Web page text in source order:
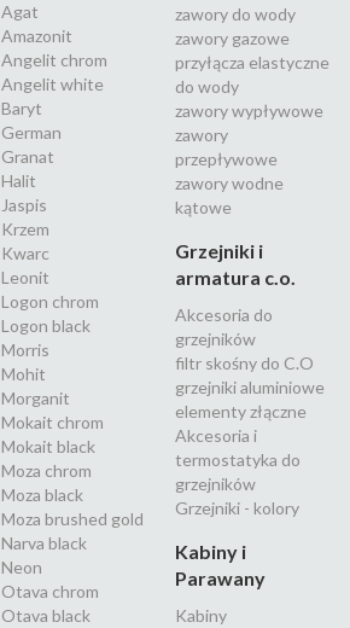
Agat
Amazonit
Angelit chrom
Angelit white
Baryt
German
Granat
Halit
Jaspis
Krzem
Kwarc
Leonit
Logon chrom
Logon black
Morris
Mohit
Morganit
Mokait chrom
Mokait black
Moza chrom
Moza black
Moza brushed gold
Narva black
Neon
Otava chrom
Otava black
zawory do wody
zawory gazowe
przyłącza elastyczne
do wody
zawory wypływowe
zawory
przepływowe
zawory wodne
kątowe
Grzejniki i
armatura c.o.
Akcesoria do
grzejników
filtr skośny do C.O
grzejniki aluminiowe
elementy złączne
Akcesoria i
termostatyka do
grzejników
Grzejniki - kolory
Kabiny i
Parawany
Kabiny